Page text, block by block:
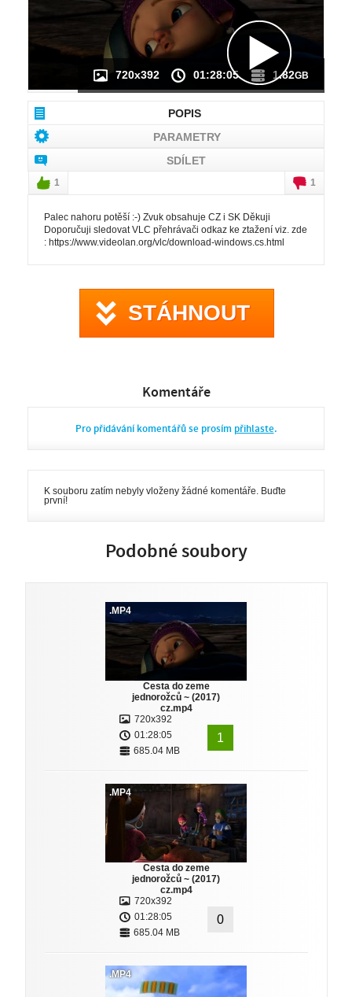
720x392 01:28:05 1.82GB
POPIS
PARAMETRY
SDÍLET
1 1
Palec nahoru potěší :-) Zvuk obsahuje CZ i SK Děkuji
Doporučuji sledovat VLC přehrávači odkaz ke ztažení viz. zde
: https://www.videolan.org/vlc/download-windows.cs.html
STÁHNOUT
Komentáře
Pro přidávání komentářů se prosím přihlaste.
K souboru zatím nebyly vloženy žádné komentáře. Buďte
první!
Podobné soubory
.MP4
Cesta do zeme
jednorožců ~ (2017)
cz.mp4
720x392
01:28:05
685.04 MB
1
.MP4
Cesta do zeme
jednorožců ~ (2017)
cz.mp4
720x392
01:28:05
685.04 MB
0
.MP4